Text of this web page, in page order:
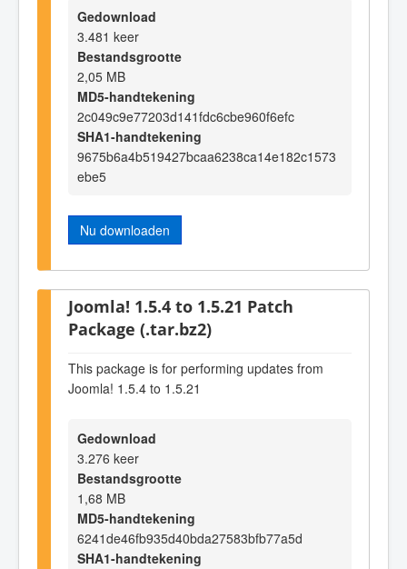
Gedownload
3.481 keer
Bestandsgrootte
2,05 MB
MD5-handtekening
2c049c9e77203d141fdc6cbe960f6efc
SHA1-handtekening
9675b6a4b519427bcaa6238ca14e182c1573
ebe5
Nu downloaden
Joomla! 1.5.4 to 1.5.21 Patch
Package (.tar.bz2)
This package is for performing updates from
Joomla! 1.5.4 to 1.5.21
Gedownload
3.276 keer
Bestandsgrootte
1,68 MB
MD5-handtekening
6241de46fb935d40bda27583bfb77a5d
SHA1-handtekening